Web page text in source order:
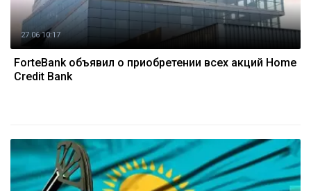
27.06 10:17
ForteBank объявил о приобретении всех акций Home
Credit Bank